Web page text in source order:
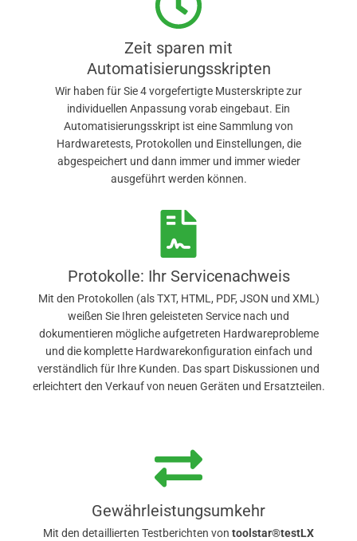
Zeit sparen mit
Automatisierungsskripten
Wir haben für Sie 4 vorgefertigte Musterskripte zur
individuellen Anpassung vorab eingebaut. Ein
Automatisierungsskript ist eine Sammlung von
Hardwaretests, Protokollen und Einstellungen, die
abgespeichert und dann immer und immer wieder
ausgeführt werden können.
Protokolle: Ihr Servicenachweis
Mit den Protokollen (als TXT, HTML, PDF, JSON und XML)
weißen Sie Ihren geleisteten Service nach und
dokumentieren mögliche aufgetreten Hardwareprobleme
und die komplette Hardwarekonfiguration einfach und
verständlich für Ihre Kunden. Das spart Diskussionen und
erleichtert den Verkauf von neuen Geräten und Ersatzteilen.
Gewährleistungsumkehr
Mit den detaillierten Testberichten von toolstar®testLX